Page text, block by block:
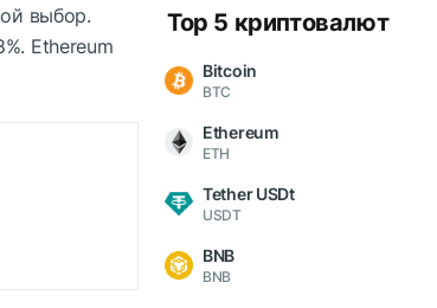
выбор.
Ethereum
Top 5 криптовалют
Bitcoin
BTC
Ethereum
ETH
Tether USDt
USDT
BNB
BNB